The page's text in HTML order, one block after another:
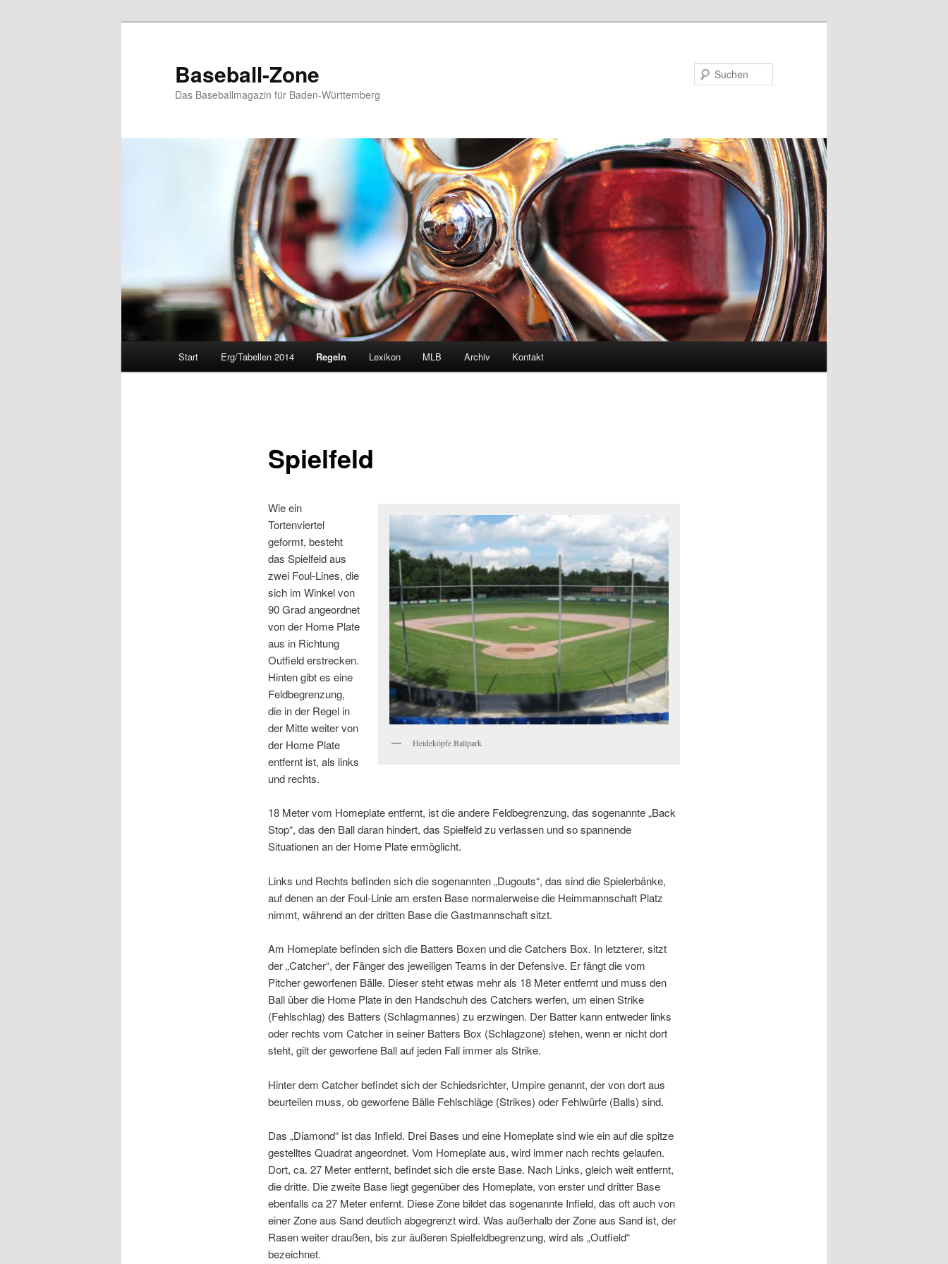
Baseball-Zone
Das Baseballmagazin für Baden-Württemberg
Start Erg/Tabellen 2014 Regeln Lexikon MLB Archiv Kontakt
Spielfeld
Heideköpfe Ballpark
Wie ein
Tortenviertel
geformt, besteht
das Spielfeld aus
zwei Foul-Lines, die
sich im Winkel von
90 Grad angeordnet
von der Home Plate
aus in Richtung
Outfield erstrecken.
Hinten gibt es eine
Feldbegrenzung,
die in der Regel in
der Mitte weiter von
der Home Plate
entfernt ist, als links
und rechts.
18 Meter vom Homeplate entfernt, ist die andere Feldbegrenzung, das sogenannte „Back
Stop“, das den Ball daran hindert, das Spielfeld zu verlassen und so spannende
Situationen an der Home Plate ermöglicht.
Links und Rechts befinden sich die sogenannten „Dugouts“, das sind die Spielerbänke,
auf denen an der Foul-Linie am ersten Base normalerweise die Heimmannschaft Platz
nimmt, während an der dritten Base die Gastmannschaft sitzt.
Am Homeplate befinden sich die Batters Boxen und die Catchers Box. In letzterer, sitzt
der „Catcher“, der Fänger des jeweiligen Teams in der Defensive. Er fängt die vom
Pitcher geworfenen Bälle. Dieser steht etwas mehr als 18 Meter entfernt und muss den
Ball über die Home Plate in den Handschuh des Catchers werfen, um einen Strike
(Fehlschlag) des Batters (Schlagmannes) zu erzwingen. Der Batter kann entweder links
oder rechts vom Catcher in seiner Batters Box (Schlagzone) stehen, wenn er nicht dort
steht, gilt der geworfene Ball auf jeden Fall immer als Strike.
Hinter dem Catcher befindet sich der Schiedsrichter, Umpire genannt, der von dort aus
beurteilen muss, ob geworfene Bälle Fehlschläge (Strikes) oder Fehlwürfe (Balls) sind.
Das „Diamond“ ist das Infield. Drei Bases und eine Homeplate sind wie ein auf die spitze
gestelltes Quadrat angeordnet. Vom Homeplate aus, wird immer nach rechts gelaufen.
Dort, ca. 27 Meter entfernt, befindet sich die erste Base. Nach Links, gleich weit entfernt,
die dritte. Die zweite Base liegt gegenüber des Homeplate, von erster und dritter Base
ebenfalls ca 27 Meter enfernt. Diese Zone bildet das sogenannte Infield, das oft auch von
einer Zone aus Sand deutlich abgegrenzt wird. Was außerhalb der Zone aus Sand ist, der
Rasen weiter draußen, bis zur äußeren Spielfeldbegrenzung, wird als „Outfield“
bezeichnet.